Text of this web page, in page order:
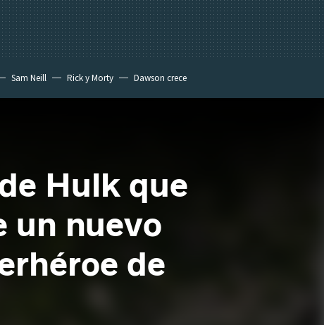
Sam Neill Rick y Morty Dawson crece
Hulk que
un nuevo
de